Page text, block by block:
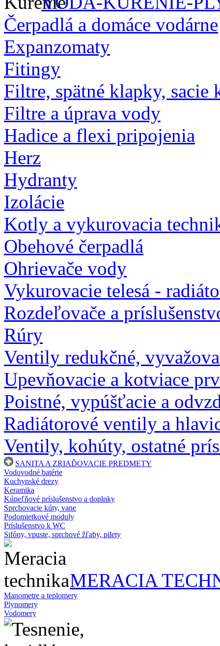
Čerpadlá a domáce vodárne
Expanzomaty
Fitingy
Filtre, spätné klapky, sacie
Filtre a úprava vody
Hadice a flexi pripojenia
Herz
Hydranty
Izolácie
Kotly a vykurovacia
Obehové čerpadlá
Ohrievače vody
Vykurovacie telesá -
Rozdeľovače a
Rúry
Ventily redukčné,
Upevňovacie a kotviace
Poistné, vypúšťacie a
Radiátorové ventily a
Ventily, kohúty, ostatné
SANITA A ZRIAĎOVACIE PREDMETY
Vodovodné batérie
Kuchynské drezy
Keramika
Kúpeľňové príslušenstvo a doplnky
Sprchovacie kúty, vane
Podomietkové moduly
Príslušenstvo k WC
Sifóny, vpuste, sprchové žľaby, pilety
MERACIA
Manometre a teplomery
Plynomery
Vodomery